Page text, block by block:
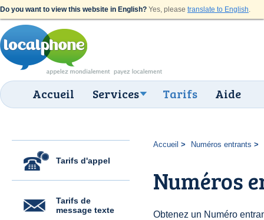
Do you want to view this website in English? Yes, please translate to English.
Accueil Services Tarifs Aide
Tarifs d'appel
Tarifs de
message texte
Accueil Numéros entrants
Numéros
Obtenez un Numéro